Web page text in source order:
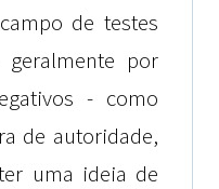
de testes
por
- como
de autoridade,
uma ideia de